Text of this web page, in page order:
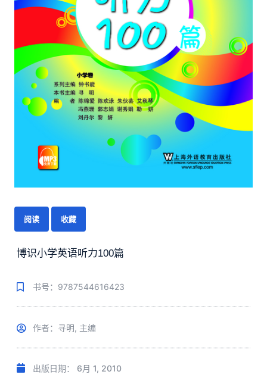
阅读 收藏
博识小学英语听力100篇
书号：9787544616423
作者：寻明, 主编
出版日期： 6月 1, 2010